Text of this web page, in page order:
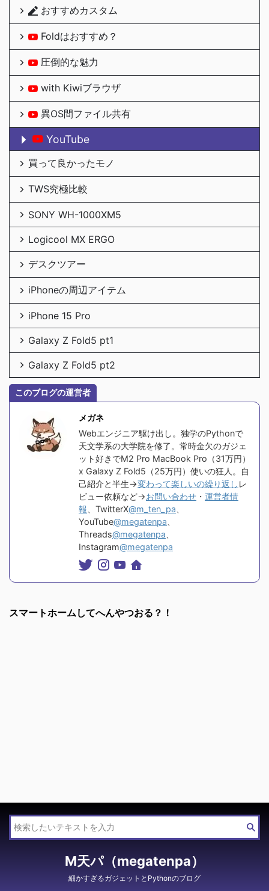
おすすめカスタム
Foldはおすすめ？
圧倒的な魅力
with Kiwiブラウザ
異OS間ファイル共有
YouTube
買って良かったモノ
TWS究極比較
SONY WH-1000XM5
Logicool MX ERGO
デスクツアー
iPhoneの周辺アイテム
iPhone 15 Pro
Galaxy Z Fold5 pt1
Galaxy Z Fold5 pt2
このブログの運営者
メガネ
Webエンジニア駆け出し。独学のPythonで
天文学系の大学院を修了。常時金欠のガジェ
ット好きでM2 Pro MacBook Pro（31万円）
x Galaxy Z Fold5（25万円）使いの狂人。自
己紹介と半生→変わって楽しいの繰り返し レ
ビュー依頼など→お問い合わせ ・ 運営者情
報 、TwitterX@m_ten_pa
YouTube@megatenpa
Threads@megatenpa
Instagram@megatenpa
スマートホームしてへんやつおる？！
M天パ（megatenpa）
細かすぎるガジェットとPythonのブログ